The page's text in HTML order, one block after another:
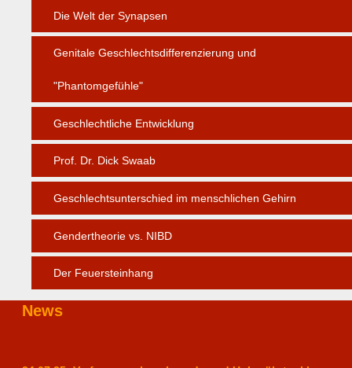
Die Welt der Synapsen
Genitale Geschlechtsdifferenzierung und
"Phantomgefühle"
Geschlechtliche Entwicklung
Prof. Dr. Dick Swaab
Geschlechtsunterschied im menschlichen Gehirn
Gendertheorie vs. NIBD
Der Feuersteinhang
News